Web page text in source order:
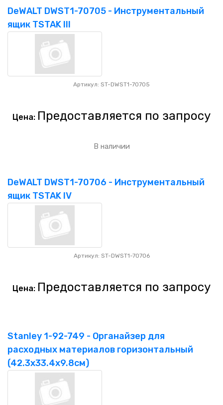
DeWALT DWST1-70705 - Инструментальный
ящик TSTAK III
Артикул: ST-DWST1-70705
Цена: Предоставляется по запросу
В наличии
DeWALT DWST1-70706 - Инструментальный
ящик TSTAK IV
Артикул: ST-DWST1-70706
Цена: Предоставляется по запросу
Stanley 1-92-749 - Органайзер для
расходных материалов горизонтальный
(42.3х33.4х9.8см)